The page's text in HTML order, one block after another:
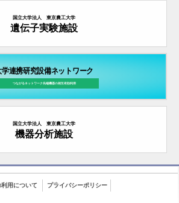
国立大学法人 東京農工大学
遺伝子実験施設
学連携研究設備ネットワーク
つながるネットワーク先端機器の 相互有効利用
国立大学法人 東京農工大学
機器分析施設
利用について プライバシーポリシー